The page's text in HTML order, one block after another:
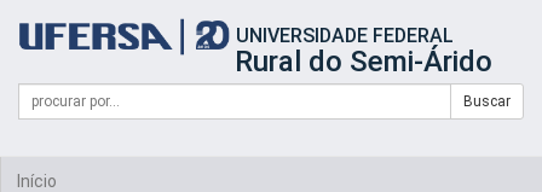
portal
UFERSA
UNIVERSIDADE FEDERAL
Rural do Semi-Árido
Formulário
Busca
Campo
de
Buscar
Início